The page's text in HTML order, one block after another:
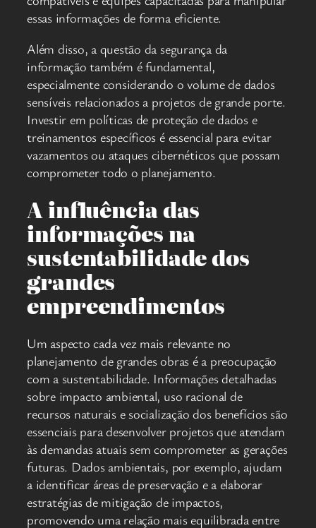
essas informações de forma eficiente.
Além disso, a questão da segurança da
informação também é fundamental,
especialmente considerando o volume de dados
sensíveis relacionados a projetos de grande porte.
Investir em políticas de proteção de dados e
treinamentos específicos é essencial para evitar
vazamentos ou ataques cibernéticos que possam
comprometer todo o planejamento.
A influência das
informações na
sustentabilidade dos
grandes
empreendimentos
Um aspecto cada vez mais relevante no
planejamento de grandes obras é a preocupação
com a sustentabilidade. Informações detalhadas
sobre impacto ambiental, uso racional de
recursos naturais e socialização dos benefícios são
essenciais para desenvolver projetos que atendam
às demandas atuais sem comprometer as gerações
futuras. Dados ambientais, por exemplo, ajudam
a identificar áreas de preservação e a elaborar
estratégias de mitigação de impactos,
promovendo uma relação mais equilibrada entre